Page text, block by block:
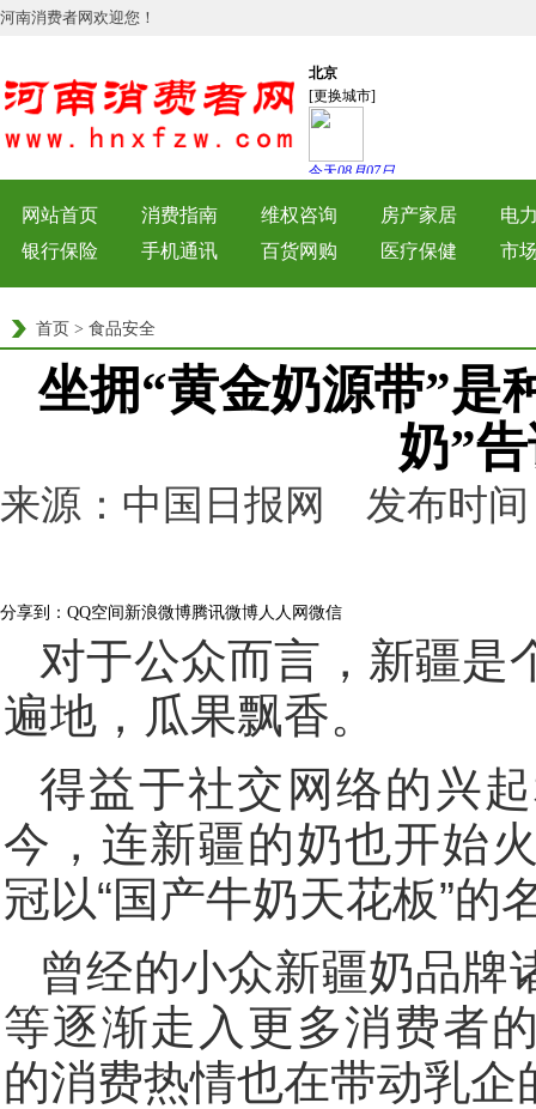
河南消费者网欢迎您！
网站首页 消费指南 维权咨询 房产家居
电
银行保险
手机通讯 百货网购 医疗保健 市
首页 > 食品安全
坐拥“黄金奶源带”是
奶”
来源：中国日报网 发布时
分享到： QQ空间 新浪微博腾讯微博人人网 微信
对于公众而言，新疆是
遍地，瓜果飘香。
得益于社交网络的兴
今，连新疆的奶也开始
冠以“国产牛奶天花板”的
曾经的小众新疆奶品牌
等逐渐走入更多消费者
的消费热情也在带动乳企